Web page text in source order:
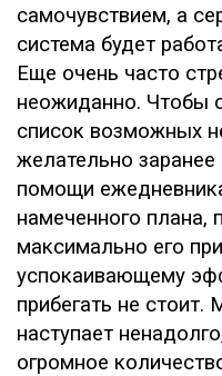
самочувствием, а
система будет
Еще очень часто
неожиданно. Чтобы
список возможных
желательно
помощи
намеченного плана,
максимально его
успокаивающему
прибегать не
наступает
огромное